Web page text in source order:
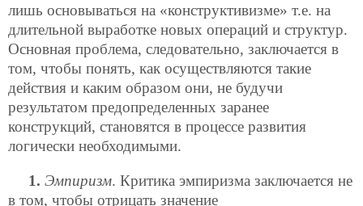
лишь основываться на «конструктивизме» т.е. на
длительной выработке новых операций и структур.
Основная проблема, следовательно, заключается в
том, чтобы понять, как осуществляются такие
действия и каким образом они, не будучи
результатом предопределенных заранее
конструкций, становятся в процессе развития
логически необходимыми.
1. Эмпиризм. Критика эмпиризма заключается не
в том, чтобы отрицать значение